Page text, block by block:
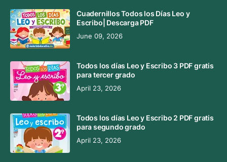
Cuadernillos Todos los Días Leo y
Escribo| Descarga PDF
June 09, 2026
Todos los días Leo y Escribo 3 PDF gratis
para tercer grado
April 23, 2026
Todos los días Leo y Escribo 2 PDF gratis
para segundo grado
April 23, 2026